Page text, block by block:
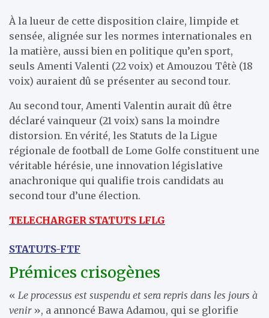
À la lueur de cette disposition claire, limpide et
sensée, alignée sur les normes internationales en
la matière, aussi bien en politique qu’en sport,
seuls Amenti Valenti (22 voix) et Amouzou Têtè (18
voix) auraient dû se présenter au second tour.
Au second tour, Amenti Valentin aurait dû être
déclaré vainqueur (21 voix) sans la moindre
distorsion. En vérité, les Statuts de la Ligue
régionale de football de Lome Golfe constituent une
véritable hérésie, une innovation législative
anachronique qui qualifie trois candidats au
second tour d’une élection.
TELECHARGER STATUTS LFLG
STATUTS-FTF
Prémices crisogènes
« Le processus est suspendu et sera repris dans les jours à
venir», a annoncé Bawa Adamou, qui se glorifie